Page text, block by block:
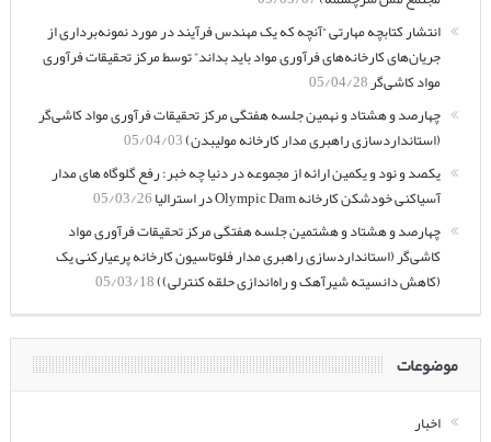
انتشار کتابچه مهارتی “آنچه که یک مهندس فرآیند در مورد نمونه‌برداری از
جریان‌های کارخانه‌های فرآوری مواد باید بداند” توسط مرکز تحقیقات فرآوری
مواد کاشی‌گر05/04/28
چهارصد و هشتاد و نهمین جلسه هفتگی مرکز تحقیقات فرآوری مواد کاشی‌گر
(استانداردسازی راهبری مدار کارخانه مولیبدن)05/04/03
یکصد و نود و یکمین ارائه از مجموعه در دنیا چه خبر: رفع گلوگاه های مدار
آسیاکنی خودشکن کارخانه Olympic Dam در استرالیا
05/03/26
چهارصد و هشتاد و هشتمین جلسه هفتگی مرکز تحقیقات فرآوری مواد
کاشی‌گر (استانداردسازی راهبری مدار فلوتاسیون کارخانه پرعیارکنی یک
(کاهش دانسیته شیرآهک و راه‌اندازی حلقه کنترلی))05/03/18
موضوعات
اخبار